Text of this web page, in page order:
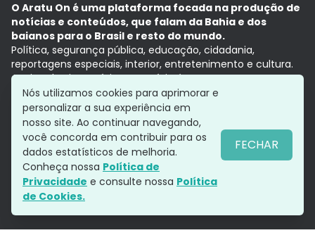
O Aratu On é uma plataforma focada na produção de
notícias e conteúdos, que falam da Bahia e dos
baianos para o Brasil e resto do mundo.
Política, segurança pública, educação, cidadania,
reportagens especiais, interior, entretenimento e cultura.
Aqui, tudo vira notícia e a notícia é no tempo presente,
com a credibilidade do Grupo Aratu.
Grupo Aratu
Política de privacidade
Siga-nos
Nós utilizamos cookies para aprimorar e
personalizar a sua experiência em
nosso site. Ao continuar navegando,
você concorda em contribuir para os
dados estatísticos de melhoria.
Conheça nossa Política de
Privacidade e consulte nossa Política
de Cookies.
FECHAR